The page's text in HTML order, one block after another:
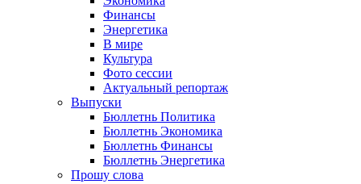
Финансы
Энергетика
В мире
Культура
Фото сессии
Актуальный репортаж
Выпуски
Бюллетнь Политика
Бюллетнь Экономика
Бюллетнь Финансы
Бюллетнь Энергетика
Прошу слова